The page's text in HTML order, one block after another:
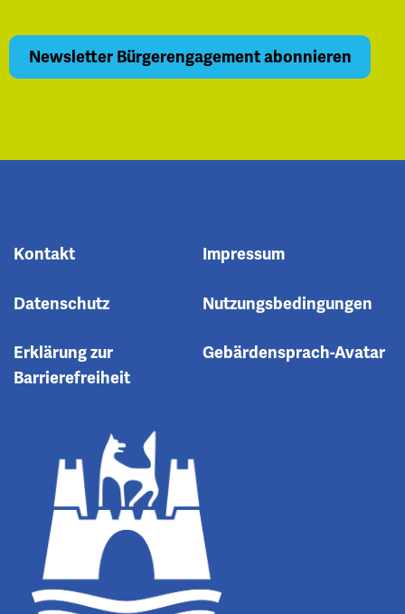
Kontakt Impressum
Datenschutz Nutzungsbedingungen
Erklärung zur
Barrierefreiheit
Gebärdensprach-Avatar